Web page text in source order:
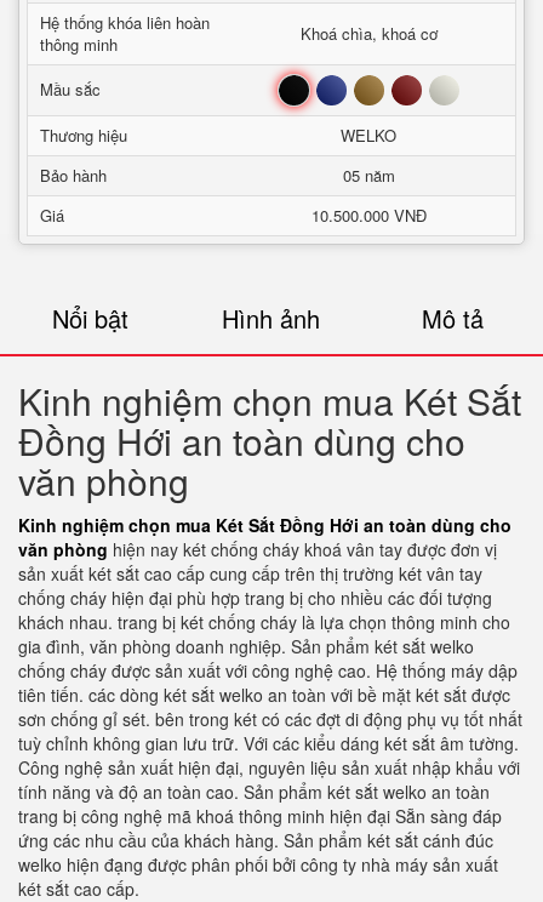
Hệ thống khóa liên hoàn
thông minh
Khoá chìa, khoá cơ
Mầu sắc Đen Xanh Nâu Đỏ Trắng
Thương hiệu
WELKO
Bảo hành
05 năm
Giá
10.500.000 VNĐ
Nổi bật Hình ảnh Mô tả
Kinh nghiệm chọn mua Két Sắt
Đồng Hới an toàn dùng cho
văn phòng
Kinh nghiệm chọn mua Két Sắt Đồng Hới an toàn dùng cho
văn phòng hiện nay két chống cháy khoá vân tay được đơn vị
sản xuất két sắt cao cấp cung cấp trên thị trường két vân tay
chống cháy hiện đại phù hợp trang bị cho nhiều các đối tượng
khách nhau. trang bị két chống cháy là lựa chọn thông minh cho
gia đình, văn phòng doanh nghiệp. Sản phẩm két sắt welko
chống cháy được sản xuất với công nghệ cao. Hệ thống máy dập
tiên tiến. các dòng két sắt welko an toàn với bề mặt két sắt được
sơn chống gỉ sét. bên trong két có các đợt di động phụ vụ tốt nhất
tuỳ chỉnh không gian lưu trữ. Với các kiểu dáng két sắt âm tường.
Công nghệ sản xuất hiện đại, nguyên liệu sản xuất nhập khẩu với
tính năng và độ an toàn cao. Sản phẩm két sắt welko an toàn
trang bị công nghệ mã khoá thông minh hiện đại Sẵn sàng đáp
ứng các nhu cầu của khách hàng. Sản phẩm két sắt cánh đúc
welko hiện đạng được phân phối bởi công ty nhà máy sản xuất
két sắt cao cấp.